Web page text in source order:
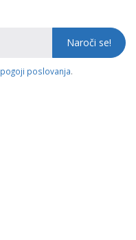
pogoji poslovanja.